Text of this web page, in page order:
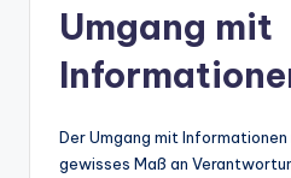
Umgang mit
Der Umgang mit
gewisses Maß an